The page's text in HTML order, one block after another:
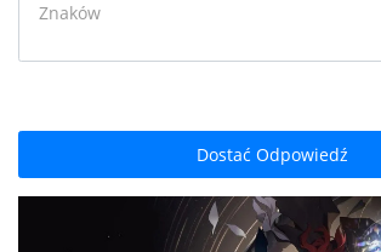
Dostać Odpowiedź